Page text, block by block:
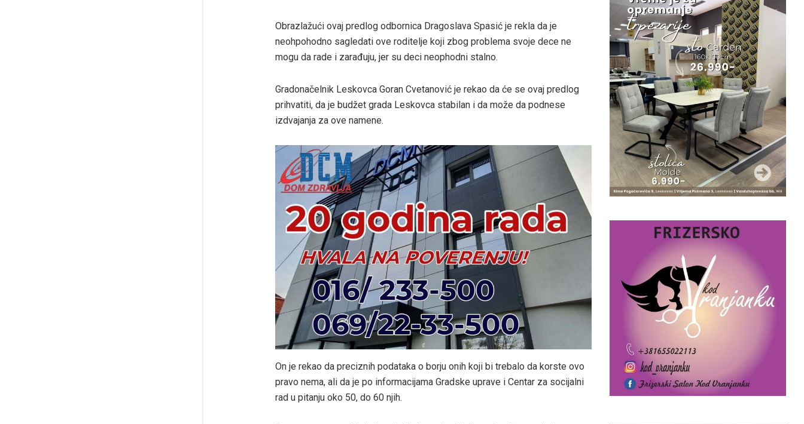
Obrazlažući ovaj predlog odbornica Dragoslava Spasić je rekla da je
neohpohodno sagledati ove roditelje koji zbog problema svoje dece ne
mogu da rade i zarađuju, jer su deci neophodni stalno.
Gradonačelnik Leskovca Goran Cvetanović je rekao da će se ovaj predlog
prihvatiti, da je budžet grada Leskovca stabilan i da može da podnese
izdvajanja za ove namene.
On je rekao da preciznih podataka o borju onih koji bi trebalo da korste ovo
pravo nema, ali da je po informacijama Gradske uprave i Centar za socijalni
rad u pitanju oko 50, do 60 njih.